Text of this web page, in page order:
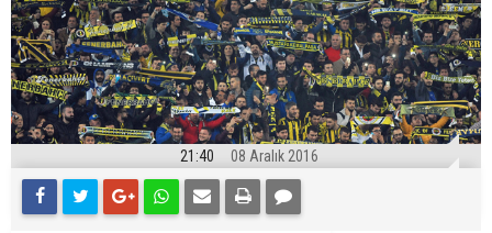
21:40 08 Aralık 2016